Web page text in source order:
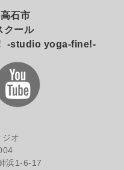
石市
クール
-studio yoga-fine!-
オ
浜1-6-17